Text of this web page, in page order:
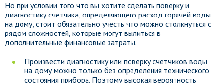
Но при условии того что вы хотите сделать поверку и
диагностику счетчика, определяющего расход горячей воды
на дому, стоит обязательно учесть что можно столкнуться с
рядом сложностей, которые могут вылиться в
дополнительные финансовые затраты.
Произвести диагностику или поверку счетчиков воды
на дому можно только без определения технического
состояния прибора. Поэтому высокая вероятность